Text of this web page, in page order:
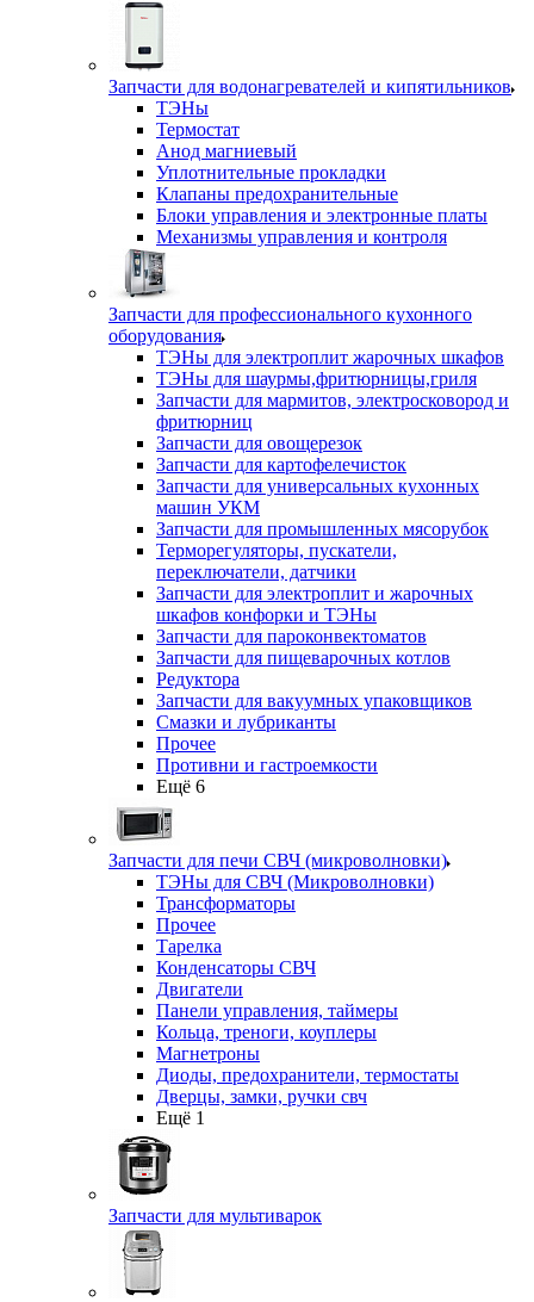
Запчасти для водонагревателей и кипятильников
ТЭНы
Термостат
Анод магниевый
Уплотнительные прокладки
Клапаны предохранительные
Блоки управления и электронные платы
Механизмы управления и контроля
Запчасти для профессионального кухонного
оборудования
ТЭНы для электроплит жарочных шкафов
ТЭНы для шаурмы,фритюрницы,гриля
Запчасти для мармитов, электросковород и
фритюрниц
Запчасти для овощерезок
Запчасти для картофелечисток
Запчасти для универсальных кухонных
машин УКМ
Запчасти для промышленных мясорубок
Терморегуляторы, пускатели,
переключатели, датчики
Запчасти для электроплит и жарочных
шкафов конфорки и ТЭНы
Запчасти для пароконвектоматов
Запчасти для пищеварочных котлов
Редуктора
Запчасти для вакуумных упаковщиков
Смазки и лубриканты
Прочее
Противни и гастроемкости
Ещё 6
Запчасти для печи СВЧ (микроволновки)
ТЭНы для СВЧ (Микроволновки)
Трансформаторы
Прочее
Тарелка
Конденсаторы СВЧ
Двигатели
Панели управления, таймеры
Кольца, треноги, коуплеры
Магнетроны
Диоды, предохранители, термостаты
Дверцы, замки, ручки свч
Ещё 1
Запчасти для мультиварок